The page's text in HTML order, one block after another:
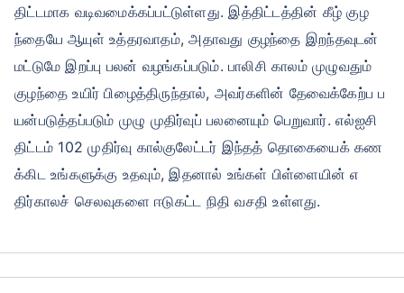
திட்டமாக வடிவமைக்கப்பட்டுள்ளது. இத்திட்டத்தின் கீழ் குழ
ந்தையே ஆயுள் உத்தரவாதம், அதாவது குழந்தை இறந்தவுடன்
மட்டுமே இறப்பு பலன் வழங்கப்படும். பாலிசி காலம் முழுவதும்
குழந்தை உயிர் பிழைத்திருந்தால், அவர்களின் தேவைக்கேற்ப ப
யன்படுத்தப்படும் முழு முதிர்வுப் பலனையும் பெறுவார். எல்ஐசி
திட்டம் 102 முதிர்வு கால்குலேட்டர் இந்தத் தொகையைக் கண
க்கிட உங்களுக்கு உதவும், இதனால் உங்கள் பிள்ளையின் எ
திர்காலச் செலவுகளை ஈடுகட்ட நிதி வசதி உள்ளது.